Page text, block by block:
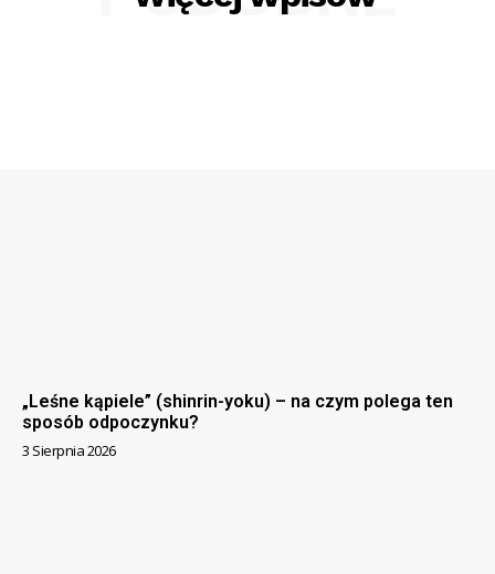
„Leśne kąpiele” (shinrin-yoku) – na czym polega ten
sposób odpoczynku?
3 Sierpnia 2026